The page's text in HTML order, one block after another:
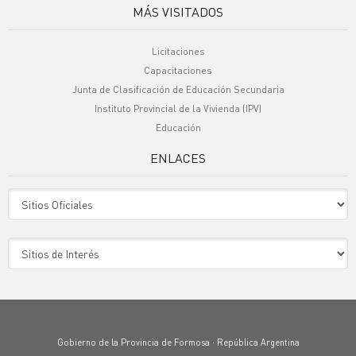
MÁS VISITADOS
Licitaciones
Capacitaciones
Junta de Clasificación de Educación Secundaria
Instituto Provincial de la Vivienda (IPV)
Educación
ENLACES
Gobierno de la Provincia de Formosa · República Argentina